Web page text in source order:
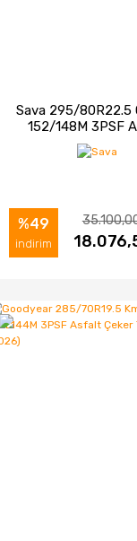
Sava 295/80R22.5
152/148M 3PSF
Çeker Tip Lastiği
%49
indirim
İNCELE